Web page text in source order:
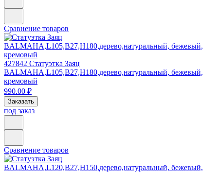
Сравнение товаров
427842 Статуэтка Заяц
BALMAHA,L105,B27,H180,дерево,натуральный, бежевый,
кремовый
990.00 ₽
Заказать
под заказ
Сравнение товаров